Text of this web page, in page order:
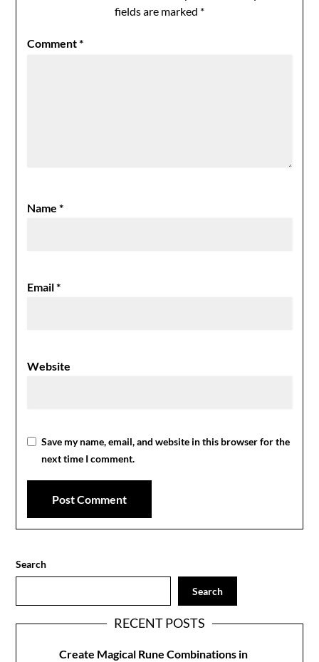
fields are marked *
Comment*
Name*
Email*
Website
Save my name, email, and website in this browser for the
next time I comment.
Search
Search
RECENT POSTS
Create Magical Rune Combinations in